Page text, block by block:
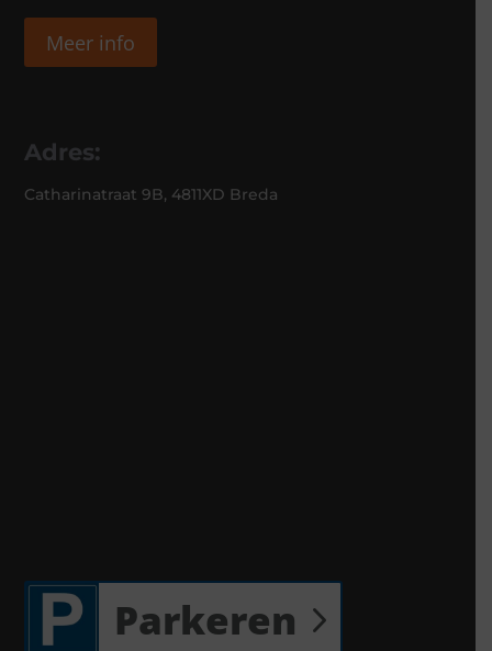
Meer info
Adres:
Catharinatraat 9B, 4811XD Breda
Parkeren